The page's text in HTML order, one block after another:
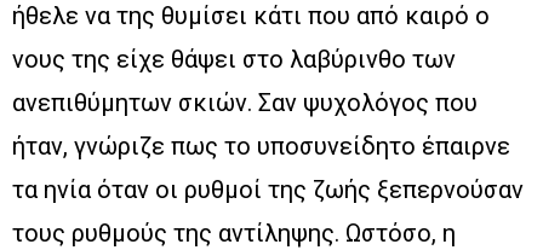
ήθελε να της θυμίσει κάτι που από καιρό ο
νους της είχε θάψει στο λαβύρινθο των
ανεπιθύμητων σκιών. Σαν ψυχολόγος που
ήταν, γνώριζε πως το υποσυνείδητο έπαιρνε
τα ηνία όταν οι ρυθμοί της ζωής ξεπερνούσαν
τους ρυθμούς της αντίληψης. Ωστόσο, η